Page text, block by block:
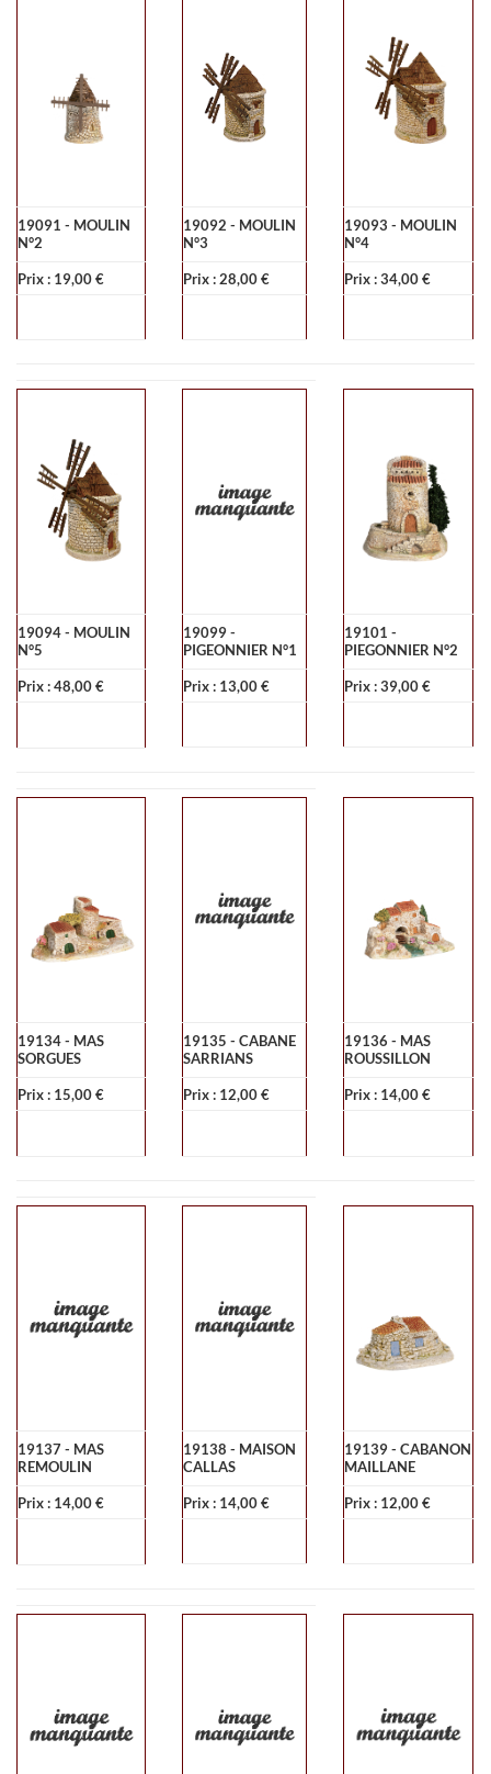
19091 - MOULIN
N°2
Prix : 19,00 €
19092 - MOULIN
N°3
Prix : 28,00 €
19093 - MOULIN
N°4
Prix : 34,00 €
19094 - MOULIN
N°5
Prix : 48,00 €
19099 -
PIGEONNIER N°1
Prix : 13,00 €
19101 -
PIEGONNIER N°2
Prix : 39,00 €
19134 - MAS
SORGUES
Prix : 15,00 €
19135 - CABANE
SARRIANS
Prix : 12,00 €
19136 - MAS
ROUSSILLON
Prix : 14,00 €
19137 - MAS
REMOULIN
Prix : 14,00 €
19138 - MAISON
CALLAS
Prix : 14,00 €
19139 - CABANON
MAILLANE
Prix : 12,00 €